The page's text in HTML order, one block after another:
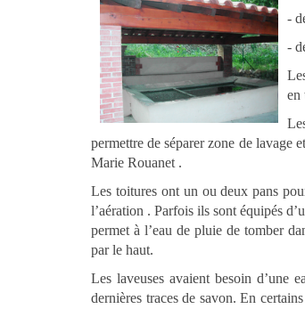
-
-
en
permettre de séparer zone de lavage
Marie Rouanet .
Les toitures ont un ou deux pans
l’aération . Parfois ils sont équipés
permet à l’eau de pluie de tomber
par le haut.
Les laveuses avaient besoin d’une
dernières traces de savon. En